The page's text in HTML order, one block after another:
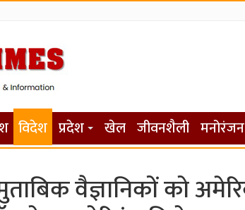
विदेश प्रदेश खेल जीवनशैली मनोरंजन
वैज्ञानिकों को